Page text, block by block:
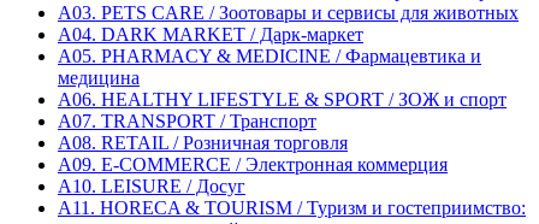
A03. PETS CARE / Зоотовары и сервисы для животных
A04. DARK MARKET / Дарк-маркет
A05. PHARMACY & MEDICINE / Фармацевтика и
медицина
A06. HEALTHY LIFESTYLE & SPORT / ЗОЖ и спорт
A07. TRANSPORT / Транспорт
A08. RETAIL / Розничная торговля
A09. E-COMMERCE / Электронная коммерция
A10. LEISURE / Досуг
A11. HORECA & TOURISM / Туризм и гостеприимство: